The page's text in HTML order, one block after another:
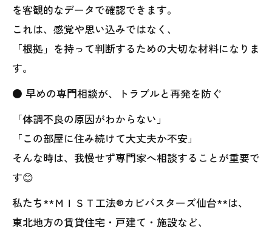
を客観的なデータで確認できます。
これは、感覚や思い込みではなく、
「根拠」を持って判断するための大切な材料になりま
す。
● 早めの専門相談が、トラブルと再発を防ぐ
「体調不良の原因がわからない」
「この部屋に住み続けて大丈夫か不安」
そんな時は、我慢せず専門家へ相談することが重要で
す😊
私たち**ＭＩＳＴ工法®カビバスターズ仙台**は、
東北地方の賃貸住宅・戸建て・施設など、